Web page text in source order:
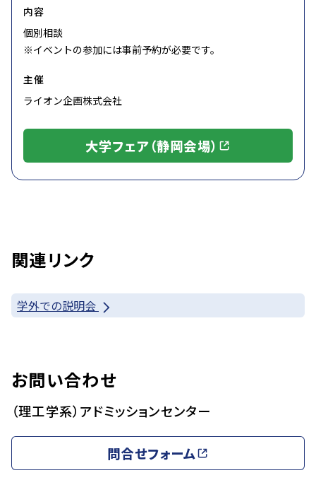
内容
個別相談
※イベントの参加には事前予約が必要です。
主催
ライオン企画株式会社
大学フェア（静岡会場）
関連リンク
学外での説明会
お問い合わせ
（理工学系）アドミッションセンター
問合せフォーム